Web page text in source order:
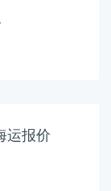
运报价